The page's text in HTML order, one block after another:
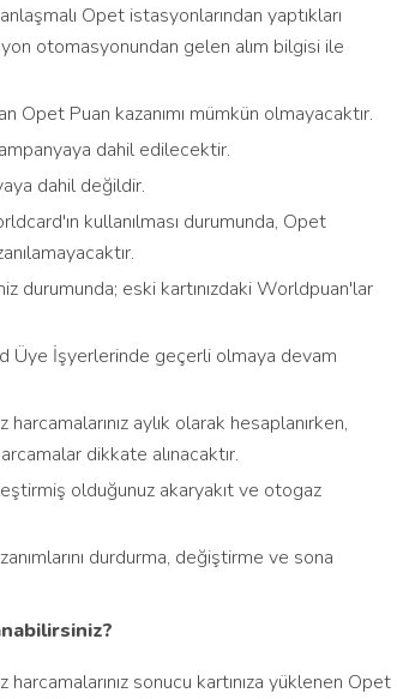
Opet istasyonlarından yaptıkları
otomasyonundan gelen alım bilgisi ile
Opet Puan kazanımı mümkün olmayacaktır.
dahil edilecektir.
dahil değildir.
kullanılması durumunda, Opet
durumunda; eski kartınızdaki Worldpuan'lar
Üye İşyerlerinde geçerli olmaya devam
aylık olarak hesaplanırken,
dikkate alınacaktır.
olduğunuz akaryakıt ve otogaz
durdurma, değiştirme ve sona
sonucu kartınıza yüklenen Opet